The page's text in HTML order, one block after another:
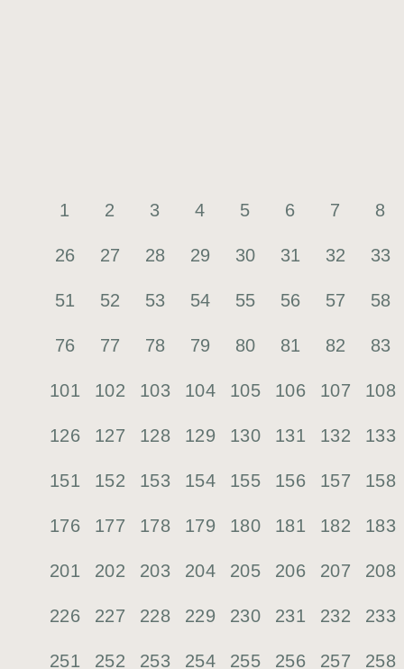
1 2 3 4 5 6 7 8
26 27 28 29 30 31 32 33
51 52 53 54 55 56 57 58
76 77 78 79 80 81 82 83
101 102 103 104 105 106 107 108
126 127 128 129 130 131 132 133
151 152 153 154 155 156 157 158
176 177 178 179 180 181 182 183
201 202 203 204 205 206 207 208
226 227 228 229 230 231 232 233
251 252 253 254 255 256 257 258